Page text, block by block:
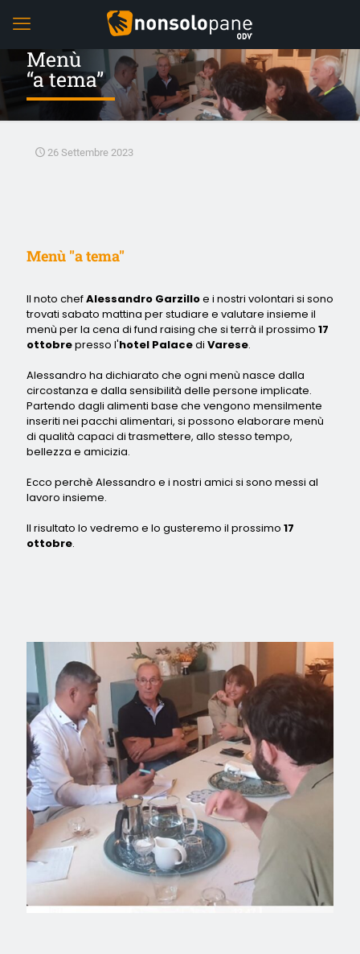
Menù
“a tema”
26 Settembre 2023
Menù "a tema"
Il noto chefAlessandro Garzilloe i nostri volontari si sono
trovati sabato mattina per studiare e valutare insieme il
menù per la cena di fund raising che si terrà il prossimo 17
ottobrepresso l'hotel Palacedi Varese.
Alessandro ha dichiarato che ogni menù nasce dalla
circostanza e dalla sensibilità delle persone implicate.
Partendo dagli alimenti base che vengono mensilmente
inseriti nei pacchi alimentari, si possono elaborare menù
di qualità capaci di trasmettere, allo stesso tempo,
bellezza e amicizia.
Ecco perchè Alessandro e i nostri amici si sono messi al
lavoro insieme.
Il risultato lo vedremo e lo gusteremo il prossimo 17
ottobre.